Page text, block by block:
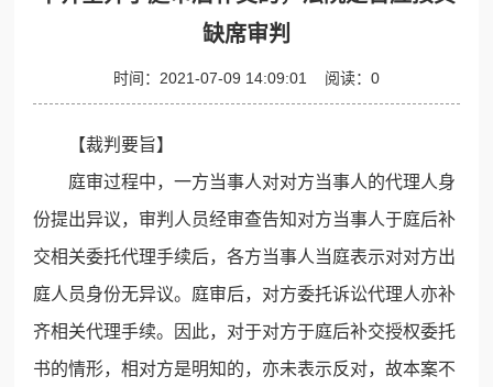
缺席审判
时间： 2021-07-09 14:09:01 阅读： 0
【裁判要旨】
庭审过程中，一方当事人对对方当事人的代理人身
份提出异议，审判人员经审查告知对方当事人于庭后补
交相关委托代理手续后，各方当事人当庭表示对对方出
庭人员身份无异议。庭审后，对方委托诉讼代理人亦补
齐相关代理手续。因此，对于对方于庭后补交授权委托
书的情形，相对方是明知的，亦未表示反对，故本案不